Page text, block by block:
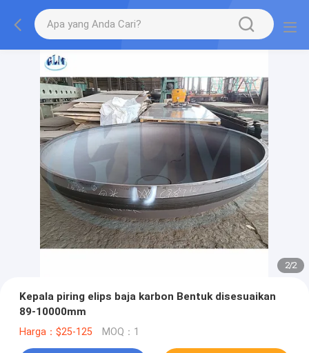
2/2
Kepala piring elips baja karbon Bentuk disesuaikan
89-10000mm
Harga：$25-125 MOQ：1